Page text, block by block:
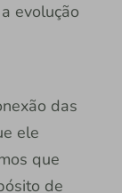
evolução
das
ele
que
de